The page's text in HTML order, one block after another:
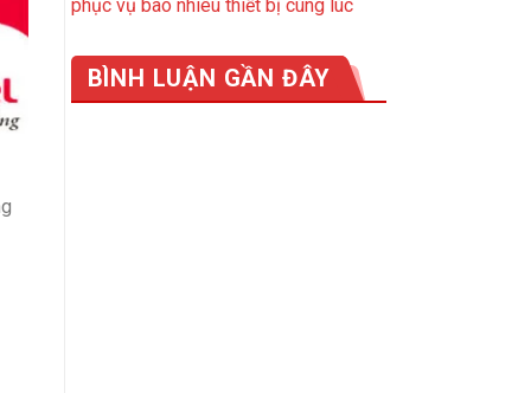
phục vụ bao nhiêu thiết bị cùng lúc
BÌNH LUẬN GẦN ĐÂY